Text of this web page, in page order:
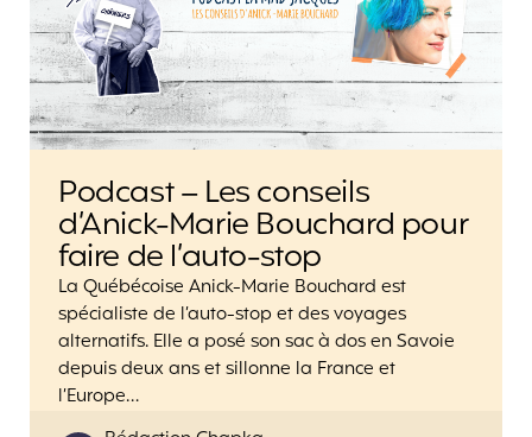
Podcast – Les conseils
d’Anick-Marie Bouchard pour
faire de l’auto-stop
La Québécoise Anick-Marie Bouchard est
spécialiste de l’auto-stop et des voyages
alternatifs. Elle a posé son sac à dos en Savoie
depuis deux ans et sillonne la France et
l’Europe…